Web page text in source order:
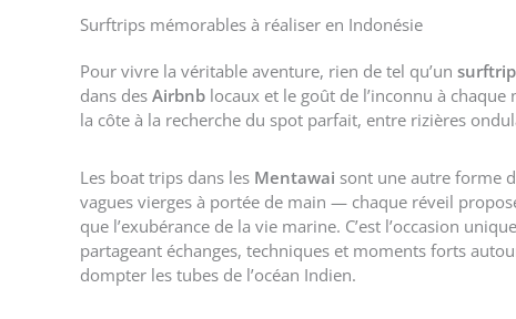
Surftrips mémorables à réaliser en Indonésie
Pour vivre la véritable aventure, rien de tel qu’un surftrip
dans des Airbnb locaux et le goût de l’inconnu à
la côte à la recherche du spot parfait, entre rizières
Les boat trips dans les Mentawai sont une autre forme
vagues vierges à portée de main — chaque réveil
que l’exubérance de la vie marine. C’est l’occasion
partageant échanges, techniques et moments forts
dompter les tubes de l’océan Indien.